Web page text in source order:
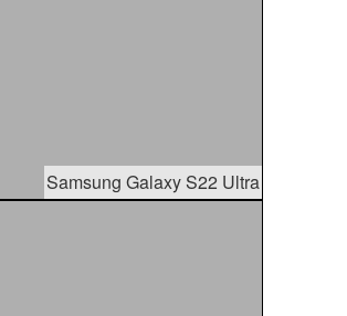
Samsung Galaxy S22 Ultra